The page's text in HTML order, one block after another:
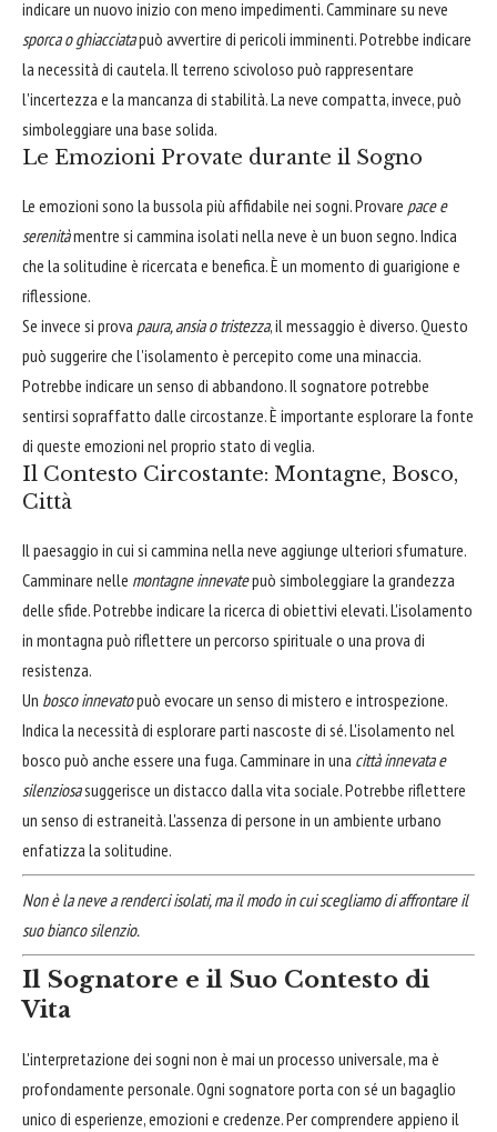
indicare un nuovo inizio con meno impedimenti. Camminare su neve
sporca o ghiacciatapuò avvertire di pericoli imminenti. Potrebbe indicare
la necessità di cautela. Il terreno scivoloso può rappresentare
l'incertezza e la mancanza di stabilità. La neve compatta, invece, può
simboleggiare una base solida.
Le Emozioni Provate durante il Sogno
Le emozioni sono la bussola più affidabile nei sogni. Provare pace e
serenitàmentre si cammina isolati nella neve è un buon segno. Indica
che la solitudine è ricercata e benefica. È un momento di guarigione e
riflessione.
Se invece si prova paura, ansia o tristezza, il messaggio è diverso. Questo
può suggerire che l'isolamento è percepito come una minaccia.
Potrebbe indicare un senso di abbandono. Il sognatore potrebbe
sentirsi sopraffatto dalle circostanze. È importante esplorare la fonte
di queste emozioni nel proprio stato di veglia.
Il Contesto Circostante: Montagne, Bosco,
Città
Il paesaggio in cui si cammina nella neve aggiunge ulteriori sfumature.
Camminare nelle montagne innevatepuò simboleggiare la grandezza
delle sfide. Potrebbe indicare la ricerca di obiettivi elevati. L'isolamento
in montagna può riflettere un percorso spirituale o una prova di
resistenza.
Un bosco innevatopuò evocare un senso di mistero e introspezione.
Indica la necessità di esplorare parti nascoste di sé. L'isolamento nel
bosco può anche essere una fuga. Camminare in una città innevata e
silenziosasuggerisce un distacco dalla vita sociale. Potrebbe riflettere
un senso di estraneità. L'assenza di persone in un ambiente urbano
enfatizza la solitudine.
Non è la neve a renderci isolati, ma il modo in cui scegliamo di affrontare il
suo bianco silenzio.
Il Sognatore e il Suo Contesto di
Vita
L'interpretazione dei sogni non è mai un processo universale, ma è
profondamente personale. Ogni sognatore porta con sé un bagaglio
unico di esperienze, emozioni e credenze. Per comprendere appieno il